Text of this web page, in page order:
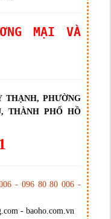
MẠI VÀ
THẠNH, PHƯỜNG
THÀNH PHỐ HỒ
- 096 80 80 006 -
- baoho.com.vn